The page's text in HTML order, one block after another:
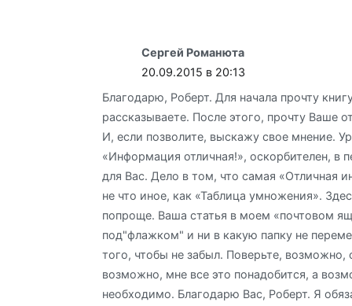
Сергей Романюта
20.09.2015 в 20:13
Благодарю, Роберт. Для начала прочту
рассказываете. После этого, прочту Ваше
И, если позволите, выскажу свое мнение.
«Информация отличная!», оскорбителен, в
для Вас. Дело в том, что самая «Отличная
не что иное, как «Таблица умножения».
попроще. Ваша статья в моем «почтовом
под"флажком" и ни в какую папку не
того, чтобы не забыл. Поверьте, возможно,
возможно, мне все это понадобится, а
необходимо. Благодарю Вас, Роберт. Я